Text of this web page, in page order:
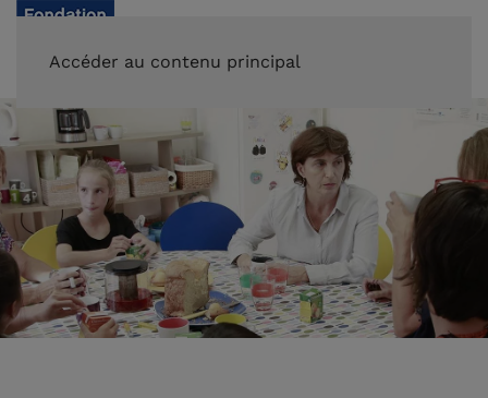
Accéder au contenu principal